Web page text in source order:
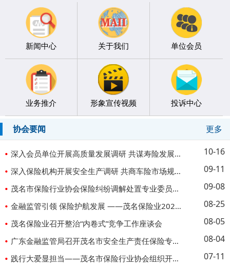
新闻中心 关于我们 单位会员
业务推介 形象宣传视频 投诉中心
更多
协会要闻
深入会员单位开展高质量发展调研 共谋寿险发展新篇 10-16
深入保险机构开展安全生产调研 共商车险市场规范与发展 09-11
茂名市保险行业协会保险纠纷调解处置专业委员会受聘为茂南区人民法院特邀调解组织 09-08
金融监管引领 保险护航发展 ——茂名保险业2025年上半年服务地方经济社会成效显著 08-25
茂名保险业召开整治“内卷式”竞争工作座谈会 08-05
广东金融监管局召开茂名市安全生产责任保险专题座谈会 08-04
践行大爱显担当——茂名市保险行业协会组织开展“7·8”公益献血活动 07-11